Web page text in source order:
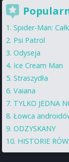
Spider-Man:
Psi Patrol
Odyseja
Ice Cream Man
Straszydła
Vaiana
TYLKO JEDNA
Łowca
ODZYSKANY
HISTORIE